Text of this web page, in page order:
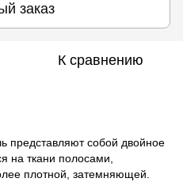
заказ
К сравнению
представляют собой двойное
на ткани полосами,
плотной, затемняющей.